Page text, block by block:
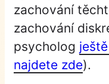
zachování
zachování
psycholog
najdete zde).